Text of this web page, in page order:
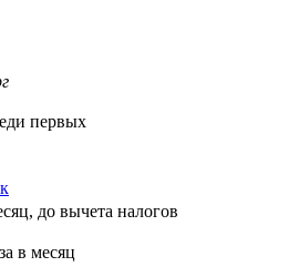
первых
до вычета налогов
в месяц